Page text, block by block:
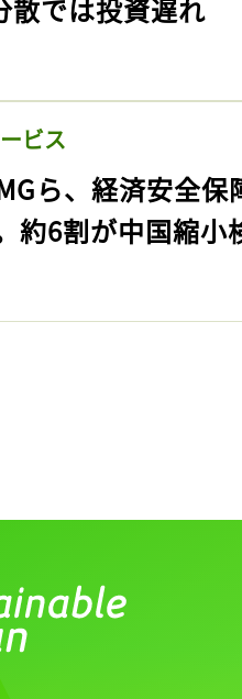
散では投資遅れ
ビス
ら、経済安全
約6割が中国縮小